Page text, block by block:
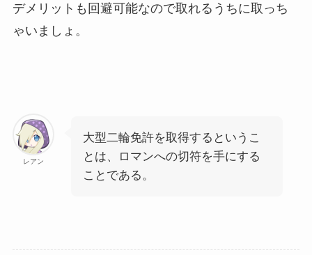
デメリットも回避可能なので取れるうちに取っち
ゃいましょ。
レアン
大型二輪免許を取得するというこ
とは、ロマンへの切符を手にする
ことである。